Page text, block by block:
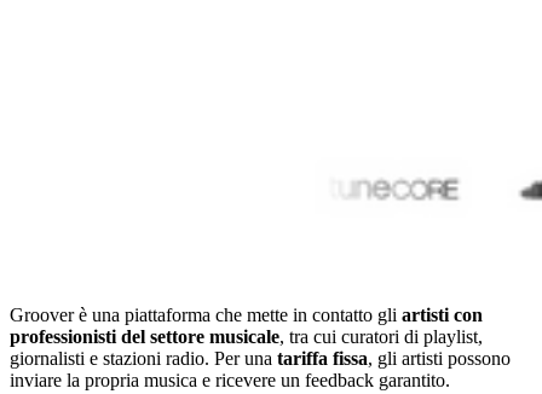
Groover è una piattaforma che mette in contatto gli artisti con
professionisti del settore musicale, tra cui curatori di playlist,
giornalisti e stazioni radio. Per una tariffa fissa, gli artisti possono
inviare la propria musica e ricevere un feedback garantito.